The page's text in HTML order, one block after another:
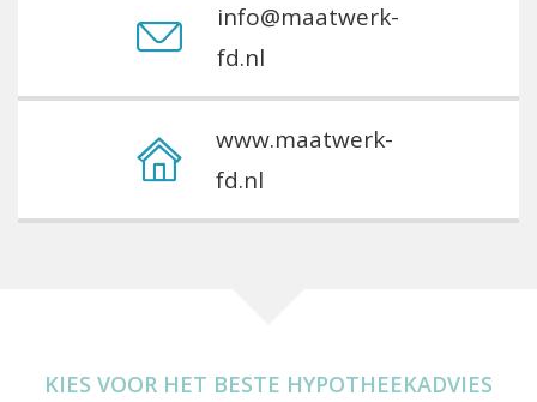
info@maatwerk-
fd.nl
www.maatwerk-
fd.nl
KIES VOOR HET BESTE HYPOTHEEKADVIES